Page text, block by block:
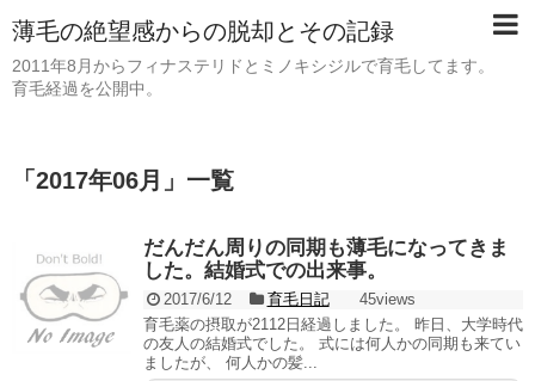
薄毛の絶望感からの脱却とその記録
2011年8月からフィナステリドとミノキシジルで育毛してます。
育毛経過を公開中。
「 2017年06月 」 一覧
だんだん周りの同期も薄毛になってきま
した。結婚式での出来事。
2017/6/12 育毛日記
45views
育毛薬の摂取が2112日経過しました。 昨日、大学時代
の友人の結婚式でした。 式には何人かの同期も来てい
ましたが、 何人かの髪...